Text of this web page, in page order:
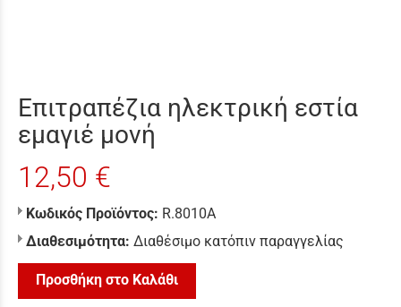
Επιτραπέζια ηλεκτρική εστία
εμαγιέ μονή
12,50 €
Κωδικός Προϊόντος: R.8010A
Διαθεσιμότητα: Διαθέσιμο κατόπιν παραγγελίας
Προσθήκη στο Καλάθι